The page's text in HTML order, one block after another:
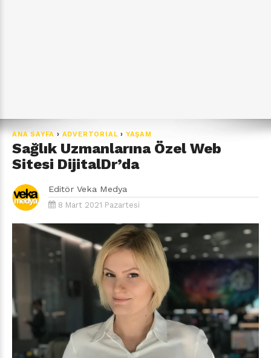
ANA SAYFA › ADVERTORIAL › YAŞAM
Sağlık Uzmanlarına Özel Web
Sitesi DijitalDr’da
Editör Veka Medya
8 Mart 2021 Pazartesi